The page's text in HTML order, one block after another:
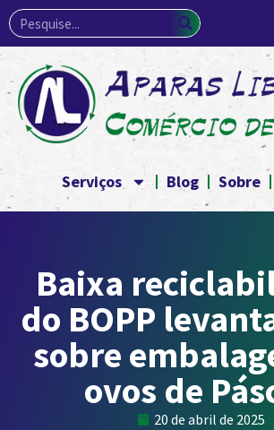
Serviços Blog Sobre
Baixa
do BOPP
sobre
ovos de
20 de abril de 2025